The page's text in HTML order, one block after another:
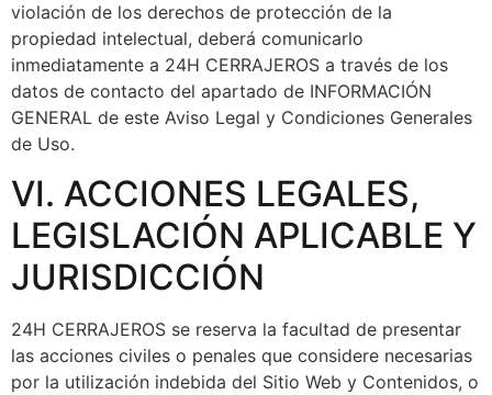
violación de los derechos de protección de la
propiedad intelectual, deberá comunicarlo
inmediatamente a 24H CERRAJEROS a través de los
datos de contacto del apartado de INFORMACIÓN
GENERAL de este Aviso Legal y Condiciones Generales
de Uso.
VI. ACCIONES LEGALES,
LEGISLACIÓN APLICABLE Y
JURISDICCIÓN
24H CERRAJEROS se reserva la facultad de presentar
las acciones civiles o penales que considere necesarias
por la utilización indebida del Sitio Web y Contenidos, o